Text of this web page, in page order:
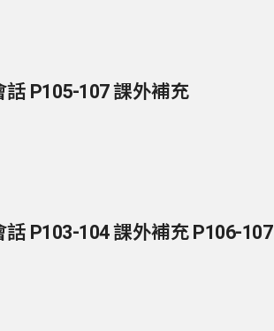
P105-107 課外補充
P103-104 課外補充 P106-107